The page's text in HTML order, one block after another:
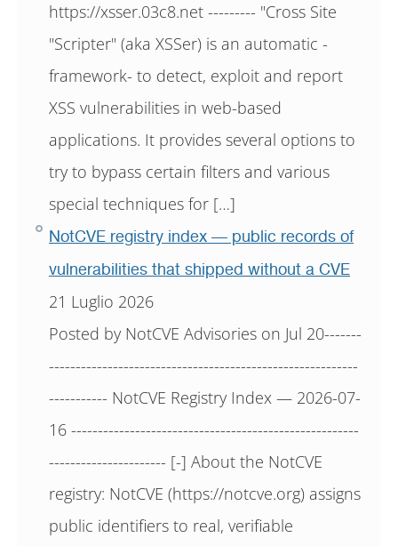
https://xsser.03c8.net --------- "Cross Site
"Scripter" (aka XSSer) is an automatic -
framework- to detect, exploit and report
XSS vulnerabilities in web-based
applications. It provides several options to
try to bypass certain filters and various
special techniques for […]
NotCVE registry index — public records of
vulnerabilities that shipped without a CVE
21 Luglio 2026
Posted by NotCVE Advisories on Jul 20-------
----------------------------------------------------------
----------- NotCVE Registry Index — 2026-07-
16 ------------------------------------------------------
---------------------- [-] About the NotCVE
registry: NotCVE (https://notcve.org) assigns
public identifiers to real, verifiable